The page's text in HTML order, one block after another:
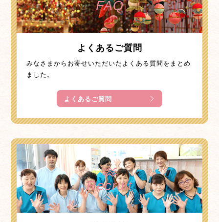
FAQ
よくあるご質問
みなさまからお寄せいただいたよくある質問をまとめ
ました。
よくあるご質問
Recruit